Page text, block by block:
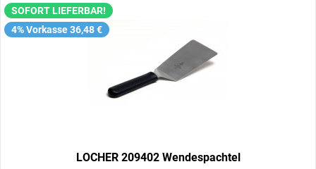
SOFORT LIEFERBAR!
4% Vorkasse 36,48 €
LOCHER 209402 Wendespachtel